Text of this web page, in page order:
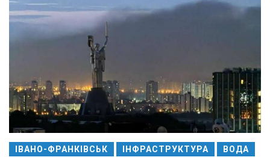
ІВАНО-ФРАНКІВСЬК ІНФРАСТРУКТУРА ВОДА